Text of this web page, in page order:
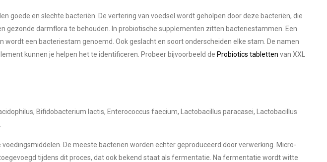
goede en slechte bacteriën. De vertering van voedsel wordt geholpen door deze bacteriën, die
gezonde darmflora te behouden. In probiotische supplementen zitten bacteriestammen. Een
een bacteriestam genoemd. Ook geslacht en soort onderscheiden elke stam. De namen
kunnen je helpen het te identificeren. Probeer bijvoorbeeld de Probiotics tabletten van XXL
Bifidobacterium lactis, Enterococcus faecium, Lactobacillus paracasei, Lactobacillus
De meeste bacteriën worden echter geproduceerd door verwerking. Micro-
tijdens dit proces, dat ook bekend staat als fermentatie. Na fermentatie wordt witte